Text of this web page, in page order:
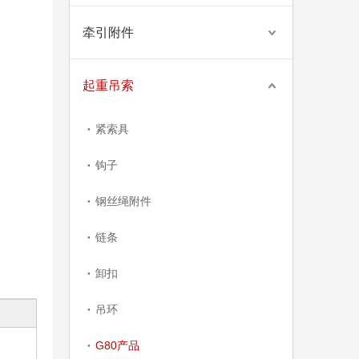
牵引附件
起重吊索
紧索具
钩子
钢丝绳附件
链条
卸扣
吊环
G80产品